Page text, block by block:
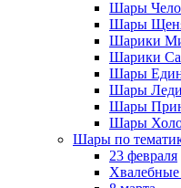
Шары
Шары
Шарики
Шарики
Шары
Шары
Шары
Шары
Шары по
23 февраля